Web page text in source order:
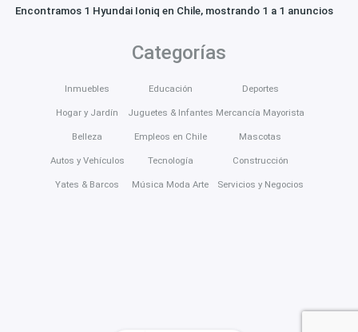
Encontramos 1 Hyundai Ioniq en Chile, mostrando 1 a 1 anuncios
Categorías
Inmuebles
Hogar y Jardín
Belleza
Autos y Vehículos
Yates & Barcos
Educación
Juguetes & Infantes
Empleos en Chile
Tecnología
Música Moda Arte
Deportes
Mercancía Mayorista
Mascotas
Construcción
Servicios y Negocios